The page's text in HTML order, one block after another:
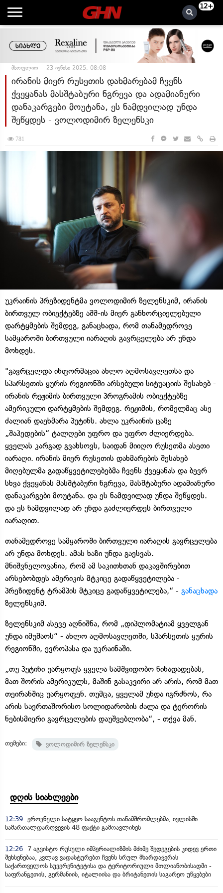
12+
მსოფლიო 23 ივნისი 2025, 08:08
ირანის მიერ რუსეთის დახმარებამ ჩვენს
ქვეყანას მასშტაბური ნგრევა და ადამიანური
დანაკარგები მოუტანა, ეს ნამდვილად უნდა
შეწყდეს - ვოლოდიმირ ზელენსკი
781
უკრაინის პრეზიდენტმა ვოლოდიმირ ზელენსკიმ, ირანის
ბირთვულ ობიექტებზე აშშ-ის მიერ განხორციელებული
დარტყმების შემდეგ, განაცხადა, რომ თანამედროვე
სამყაროში ბირთვული იარაღის გავრცელება არ უნდა
მოხდეს.
"გავრცელდა ინფორმაცია ახლო აღმოსავლეთსა და
სპარსეთის ყურის რეგიონში არსებული სიტუაციის შესახებ -
ირანის რეჟიმის ბირთვული პროგრამის ობიექტებზე
ამერიკული დარტყმების შემდეგ. რეჟიმის, რომელმაც ასე
ძალიან დაეხმარა პუტინს. ახლა უკრაინის ცაზე
„შაჰედების“ ტალღები უფრო და უფრო ძლიერდება.
ყველას კარგად გვახსოვს, საიდან მიიღო რუსეთმა ასეთი
იარაღი. ირანის მიერ რუსეთის დახმარების შესახებ
მიღებულმა გადაწყვეტილებებმა ჩვენს ქვეყანას და ბევრ
სხვა ქვეყანას მასშტაბური ნგრევა, მასშტაბური ადამიანური
დანაკარგები მოუტანა. და ეს ნამდვილად უნდა შეწყდეს.
და ეს ნამდვილად არ უნდა გაძლიერდეს ბირთვული
იარაღით.
თანამედროვე სამყაროში ბირთვული იარაღის გავრცელება
არ უნდა მოხდეს. ამას ხაზი უნდა გაესვას.
მნიშვნელოვანია, რომ ამ საკითხთან დაკავშირებით
არსებობდეს ამერიკის მტკიცე გადაწყვეტილება -
პრეზიდენტ ტრამპის მტკიცე გადაწყვეტილება,“ - განაცხადა
ზელენსკიმ.
ზელენსკიმ ასევე აღნიშნა, რომ „დიპლომატიამ ყველგან
უნდა იმუშაოს“ - ახლო აღმოსავლეთში, სპარსეთის ყურის
რეგიონში, ევროპასა და უკრაინაში.
„თუ პუტინი უარყოფს ყველა სამშვიდობო წინადადებას,
მათ შორის ამერიკულს, მაშინ გასაკვირი არ არის, რომ მათ
თეირანშიც უარყოფენ. თუმცა, ყველამ უნდა იგრძნოს, რა
არის საერთაშორისო სოლიდარობის ძალა და ტერორის
ნებისმიერი გავრცელების დაუშვებლობა“, - თქვა მან.
თემები: ვოლოდიმირ ზელენსკი
დღის სიახლეები
12:39 ეროვნული სატყეო სააგენტოს თანამშრომლებმა, ივლისში
სამართალდარღვევის 48 ფაქტი გამოავლინეს
12:26
7 აგვისტო რუსული იმპერიალიზმის მძიმე შედეგების კიდევ ერთი
შეხსენებაა, კვლავ ვადასტურებთ ჩვენს სრულ მხარდაჭერას
საქართველოს სუვერენიტეტისა და ტერიტორიული მთლიანობისადმი -
საფრანგეთის, გერმანიის, იტალიისა და ბრიტანეთის საგარეო უწყებები